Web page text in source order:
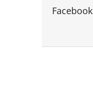
Facebook